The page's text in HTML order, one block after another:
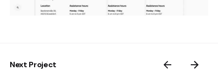
Next Project